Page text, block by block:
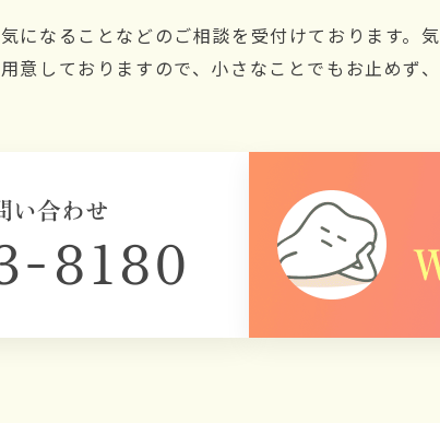
になることなどのご相談を受付けております。気
しておりますので、小さなことでもお止めず、